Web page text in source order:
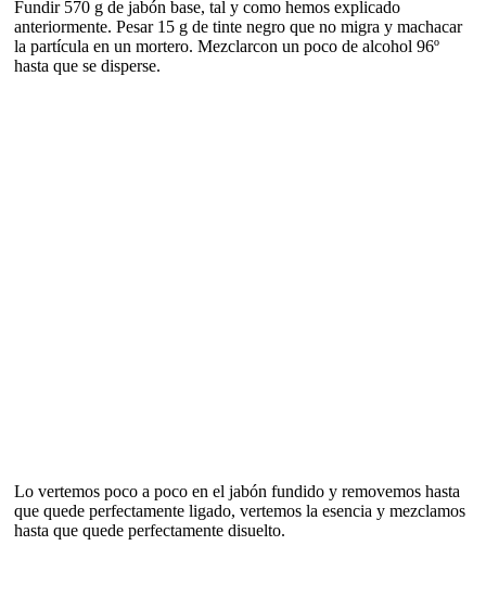
Fundir 570 g de jabón base, tal y como hemos explicado
anteriormente. Pesar 15 g de tinte negro que no migra y machacar
la partícula en un mortero. Mezclarcon un poco de alcohol 96º
hasta que se disperse.
Lo vertemos poco a poco en el jabón fundido y removemos hasta
que quede perfectamente ligado, vertemos la esencia y mezclamos
hasta que quede perfectamente disuelto.